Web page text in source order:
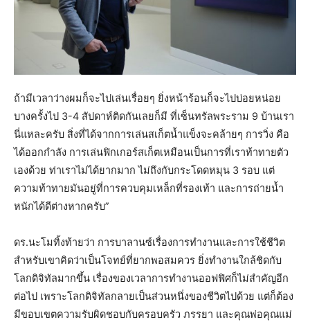
ถ้ามีเวลาว่างผมก็จะไปเล่นเรื่อยๆ ยิ่งหน้าร้อนก็จะไปบ่อยหน่อย
บางครั้งไป 3-4 สัปดาห์ติดกันเลยก็มี ที่เซ็นทรัลพระราม 9 บ้านเรา
นี่แหละครับ สิ่งที่ได้จากการเล่นสเก็ตน้ำแข็งจะคล้ายๆ การวิ่ง คือ
ได้ออกกำลัง การเล่นฟิกเกอร์สเก็ตเหมือนเป็นการที่เราท้าทายตัว
เองด้วย ท่าเราไม่ได้ยากมาก ไม่ถึงกับกระโดดหมุน 3 รอบ แต่
ความท้าทายมันอยู่ที่การควบคุมเหล็กที่รองเท้า และการถ่ายน้ำ
หนักได้ดีต่างหากครับ”
ดร.นะโมทิ้งท้ายว่า การบาลานซ์เรื่องการทำงานและการใช้ชีวิต
สำหรับเขาคิดว่าเป็นโจทย์ที่ยากพอสมควร ยิ่งทำงานใกล้ชิดกับ
โลกดิจิทัลมากขึ้น เรื่องของเวลาการทำงานออฟฟิศก็ไม่สำคัญอีก
ต่อไป เพราะโลกดิจิทัลกลายเป็นส่วนหนึ่งของชีวิตไปด้วย แต่ก็ต้อง
มีขอบเขตความรับผิดชอบกับครอบครัว ภรรยา และคุณพ่อคุณแม่